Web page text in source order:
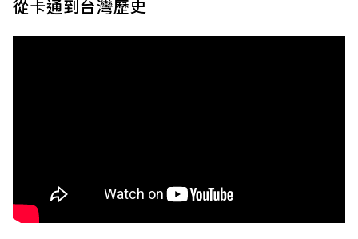
從卡通到台灣歷史